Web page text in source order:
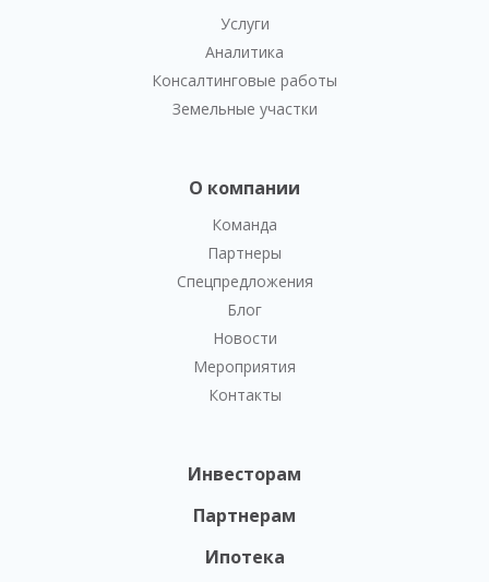
Услуги
Аналитика
Консалтинговые работы
Земельные участки
О компании
Команда
Партнеры
Спецпредложения
Блог
Новости
Мероприятия
Контакты
Инвесторам
Партнерам
Ипотека